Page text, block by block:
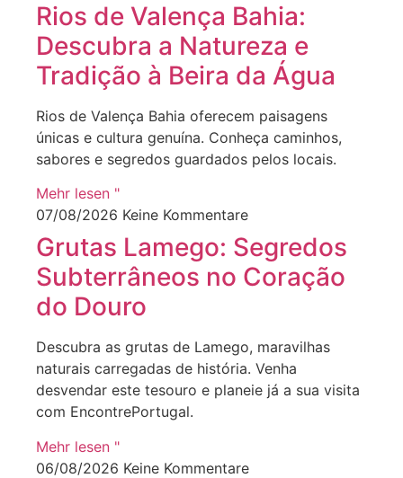
Rios de Valença Bahia:
Descubra a Natureza e
Tradição à Beira da Água
Rios de Valença Bahia oferecem paisagens
únicas e cultura genuína. Conheça caminhos,
sabores e segredos guardados pelos locais.
Mehr lesen "
07/08/2026 Keine Kommentare
Grutas Lamego: Segredos
Subterrâneos no Coração
do Douro
Descubra as grutas de Lamego, maravilhas
naturais carregadas de história. Venha
desvendar este tesouro e planeie já a sua visita
com EncontrePortugal.
Mehr lesen "
06/08/2026 Keine Kommentare